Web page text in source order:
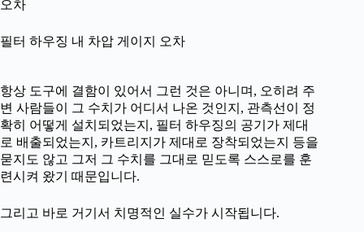
기
오차
필터 하우징 내 차압 게이지 오차
항상 도구에 결함이 있어서 그런 것은 아니며, 오히려 주
변 사람들이 그 수치가 어디서 나온 것인지, 관측선이 정
확히 어떻게 설치되었는지, 필터 하우징의 공기가 제대
로 배출되었는지, 카트리지가 제대로 장착되었는지 등을
묻지도 않고 그저 그 수치를 그대로 믿도록 스스로를 훈
련시켜 왔기 때문입니다.
그리고 바로 거기서 치명적인 실수가 시작됩니다.